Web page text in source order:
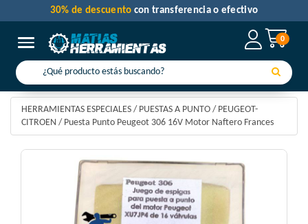
0
Toggle navigation
30% de descuento con transferencia o efectivo
HERRAMIENTAS ESPECIALES / PUESTAS A PUNTO / PEUGEOT-
CITROEN / Puesta Punto Peugeot 306 16V Motor Naftero Frances